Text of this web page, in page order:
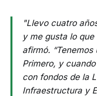
"Llevo cuatro
y me gusta lo
afirmó.
Primero, y
con fondos de la
Infraestructura y